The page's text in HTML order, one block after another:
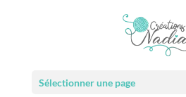
Sélectionner une page